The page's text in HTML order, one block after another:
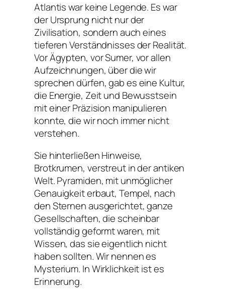
Atlantis war keine Legende. Es war
der Ursprung nicht nur der
Zivilisation, sondern auch eines
tieferen Verständnisses der Realität.
Vor Ägypten, vor Sumer, vor allen
Aufzeichnungen, über die wir
sprechen dürfen, gab es eine Kultur,
die Energie, Zeit und Bewusstsein
mit einer Präzision manipulieren
konnte, die wir noch immer nicht
verstehen.
Sie hinterließen Hinweise,
Brotkrumen, verstreut in der antiken
Welt. Pyramiden, mit unmöglicher
Genauigkeit erbaut, Tempel, nach
den Sternen ausgerichtet, ganze
Gesellschaften, die scheinbar
vollständig geformt waren, mit
Wissen, das sie eigentlich nicht
haben sollten. Wir nennen es
Mysterium. In Wirklichkeit ist es
Erinnerung.